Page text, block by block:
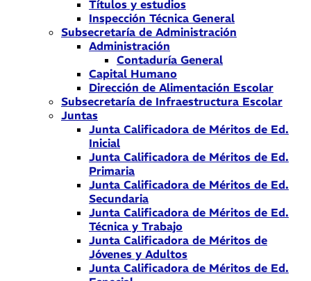
Títulos y estudios
Inspección Técnica General
Subsecretaría de Administración
Administración
Contaduría General
Capital Humano
Dirección de Alimentación Escolar
Subsecretaría de Infraestructura Escolar
Juntas
Junta Calificadora de Méritos de Ed.
Inicial
Junta Calificadora de Méritos de Ed.
Primaria
Junta Calificadora de Méritos de Ed.
Secundaria
Junta Calificadora de Méritos de Ed.
Técnica y Trabajo
Junta Calificadora de Méritos de
Jóvenes y Adultos
Junta Calificadora de Méritos de Ed.